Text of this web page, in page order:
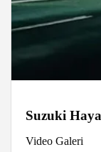
Suzuki
Video Galeri